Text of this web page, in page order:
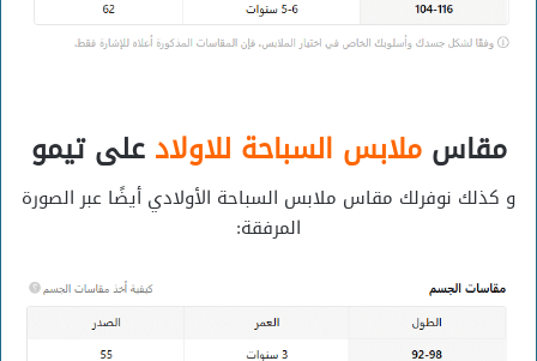
مقاسملابس السباحة للاولاد على تيمو
و كذلك نوفرلك مقاس ملابس السباحة الأولادي أيضًا عبر الصورة
المرفقة: